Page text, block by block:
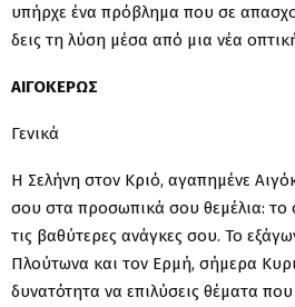
υπήρχε ένα πρόβλημα που σε
δεις τη λύση μέσα από μια νέα
ΑΙΓΟΚΕΡΩΣ
Γενικά
Η Σελήνη στον Κριό, αγαπημένε
σου στα προσωπικά σου θεμέλια: το
τις βαθύτερες ανάγκες σου. Το
Πλούτωνα και τον Ερμή, σήμερα
δυνατότητα να επιλύσεις θέματα που